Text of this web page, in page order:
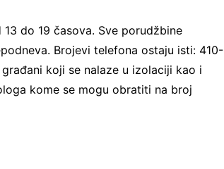
do 19 časova. Sve porudžbine
Brojevi telefona ostaju isti: 410-
koji se nalaze u izolaciji kao i
kome se mogu obratiti na broj